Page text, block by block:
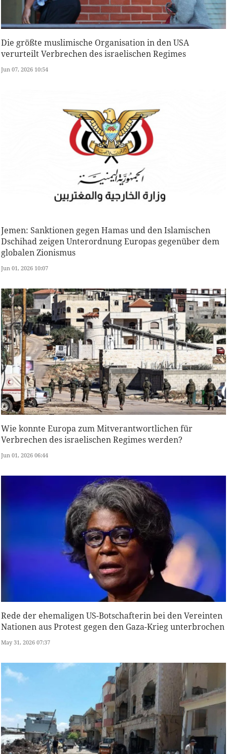
Die größte muslimische Organisation in den USA
verurteilt Verbrechen des israelischen Regimes
Jun 07, 2026 10:54
Jemen: Sanktionen gegen Hamas und den Islamischen
Dschihad zeigen Unterordnung Europas gegenüber dem
globalen Zionismus
Jun 01, 2026 10:07
Wie konnte Europa zum Mitverantwortlichen für
Verbrechen des israelischen Regimes werden?
Jun 01, 2026 06:44
Rede der ehemaligen US-Botschafterin bei den Vereinten
Nationen aus Protest gegen den Gaza-Krieg unterbrochen
May 31, 2026 07:37